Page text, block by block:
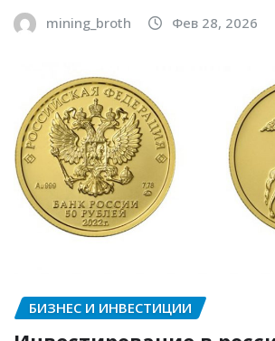
mining_broth Фев 28, 2026
БИЗНЕС И ИНВЕСТИЦИИ